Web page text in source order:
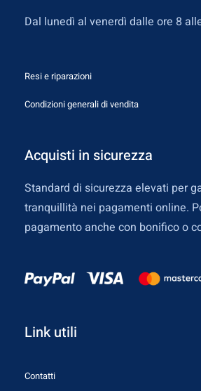
Dal lunedì al venerdì dalle ore 8
Resi e riparazioni
Condizioni generali di vendita
Acquisti in sicurezza
Standard di sicurezza elevati per
tranquillità nei pagamenti online.
pagamento anche con bonifico o
Link utili
Contatti